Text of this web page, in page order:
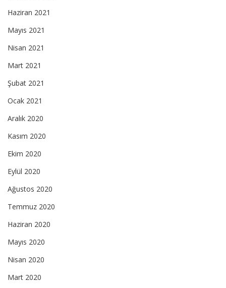
Haziran 2021
Mayıs 2021
Nisan 2021
Mart 2021
Şubat 2021
Ocak 2021
Aralık 2020
Kasım 2020
Ekim 2020
Eylül 2020
Ağustos 2020
Temmuz 2020
Haziran 2020
Mayıs 2020
Nisan 2020
Mart 2020